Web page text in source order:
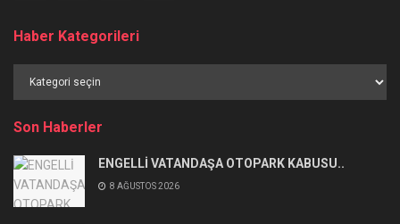
Haber Kategorileri
Kategorileri
Son Haberler
ENGELLİ VATANDAŞA OTOPARK KABUSU..
8 AĞUSTOS 2026